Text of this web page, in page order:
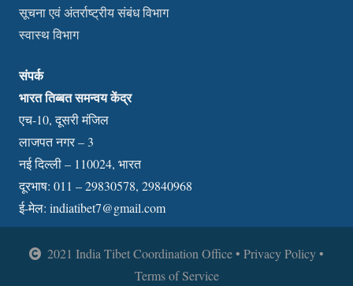
सूचना एवं अंतर्राष्ट्रीय संबंध विभाग
स्वास्थ विभाग
संपर्क
भारत तिब्बत समन्वय केंद्र
एच-10, दूसरी मंजिल
लाजपत नगर – 3
नई दिल्ली – 110024, भारत
दूरभाष: 011 – 29830578, 29840968
ई-मेल: indiatibet7@gmail.com
2021 India Tibet Coordination Office • Privacy Policy •
Terms of Service